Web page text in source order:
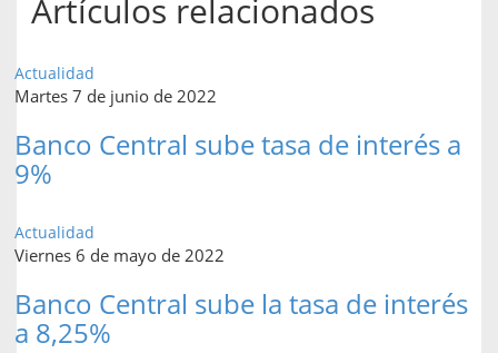
Artículos relacionados
Actualidad
Martes 7 de junio de 2022
Banco Central sube tasa de interés a
9%
Actualidad
Viernes 6 de mayo de 2022
Banco Central sube la tasa de interés
a 8,25%